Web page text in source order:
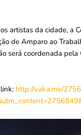
artistas da cidade, a
de Amparo ao
será coordenada
http://vaka.me/